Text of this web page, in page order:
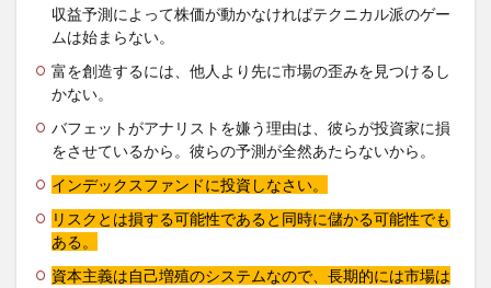
収益予測によって株価が動かなければテクニカル派のゲー
ムは始まらない。
富を創造するには、他人より先に市場の歪みを見つけるし
かない。
バフェットがアナリストを嫌う理由は、彼らが投資家に損
をさせているから。彼らの予測が全然あたらないから。
インデックスファンドに投資しなさい。
リスクとは損する可能性であると同時に儲かる可能性でも
ある。
資本主義は自己増殖のシステムなので、長期的には市場は